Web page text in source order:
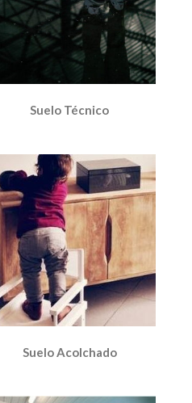
Suelo Técnico
Suelo Acolchado